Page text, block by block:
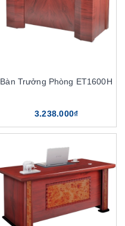
Bàn Trưởng Phòng ET1600H
3.238.000₫